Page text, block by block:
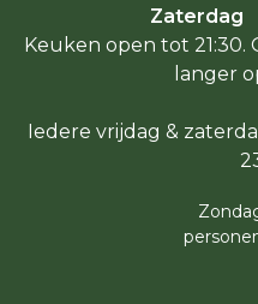
Zaterdag
Keuken open tot
langer
Iedere vrijdag &